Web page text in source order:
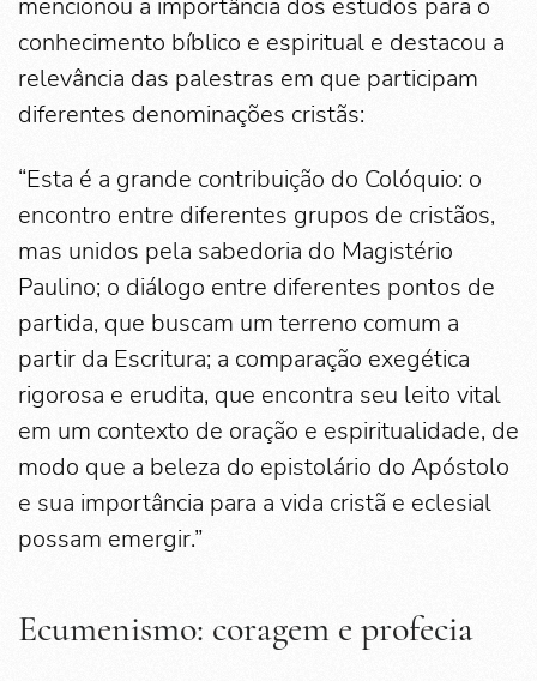
mencionou a importância dos estudos para o
conhecimento bíblico e espiritual e destacou a
relevância das palestras em que participam
diferentes denominações cristãs:
“Esta é a grande contribuição do Colóquio: o
encontro entre diferentes grupos de cristãos,
mas unidos pela sabedoria do Magistério
Paulino; o diálogo entre diferentes pontos de
partida, que buscam um terreno comum a
partir da Escritura; a comparação exegética
rigorosa e erudita, que encontra seu leito vital
em um contexto de oração e espiritualidade, de
modo que a beleza do epistolário do Apóstolo
e sua importância para a vida cristã e eclesial
possam emergir.”
Ecumenismo: coragem e profecia